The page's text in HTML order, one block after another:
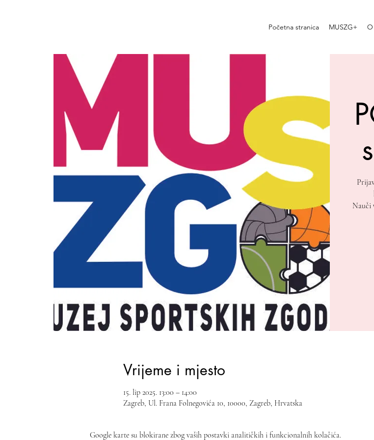
Početna stranica MUSZG+ O
Nauči
Vrijeme i mjesto
15. lip 2025. 13:00 – 14:00
Zagreb, Ul. Frana Folnegovića 10, 10000, Zagreb, Hrvatska
Google karte su blokirane zbog vaših postavki analitičkih i funkcionalnih kolačića.